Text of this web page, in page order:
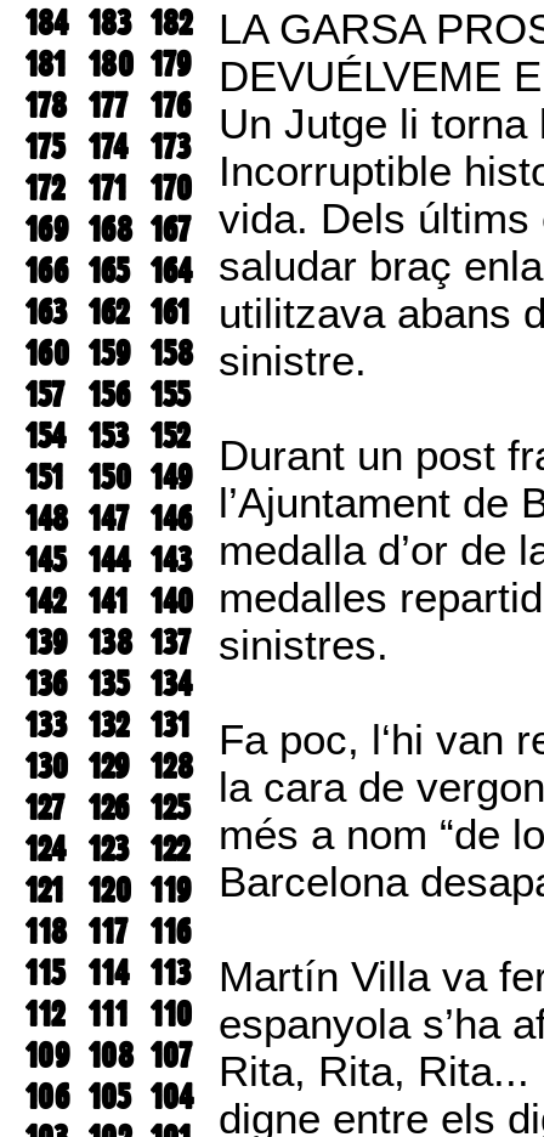
184 183 182
181 180 179
178 177 176
175 174 173
172 171 170
169 168 167
166 165 164
163 162 161
160 159 158
157 156 155
154 153 152
151
150 149
148 147 146
145 144 143
142 141 140
139 138 137
136 135 134
133 132 131
130 129 128
127 126 125
124 123 122
121
120 119
118 117 116
115 114 113
112 111 110
109 108 107
106 105 104
LA GARSA
DEVUÉLVEME
Un Jutge li
Incorruptible
vida. Dels
saludar braç
utilitzava abans
sinistre.
Durant un post
l’Ajuntament de
medalla d’or de
medalles
sinistres.
Fa poc, l‘hi van
la cara de
més a nom “de
Barcelona
Martín Villa va
espanyola s’ha
Rita, Rita,
digne entre els